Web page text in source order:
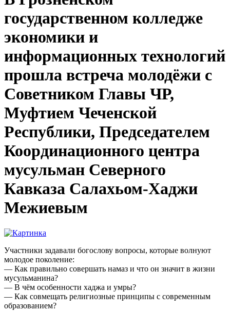
государственном колледже
экономики и
информационных технологий
прошла встреча молодёжи с
Советником Главы ЧР,
Муфтием Чеченской
Республики, Председателем
Координационного центра
мусульман Северного
Кавказа Салахьом-Хаджи
Межиевым
Участники задавали богослову вопросы, которые волнуют
молодое поколение:
— Как правильно совершать намаз и что он значит в жизни
мусульманина?
— В чём особенности хаджа и умры?
— Как совмещать религиозные принципы с современным
образованием?